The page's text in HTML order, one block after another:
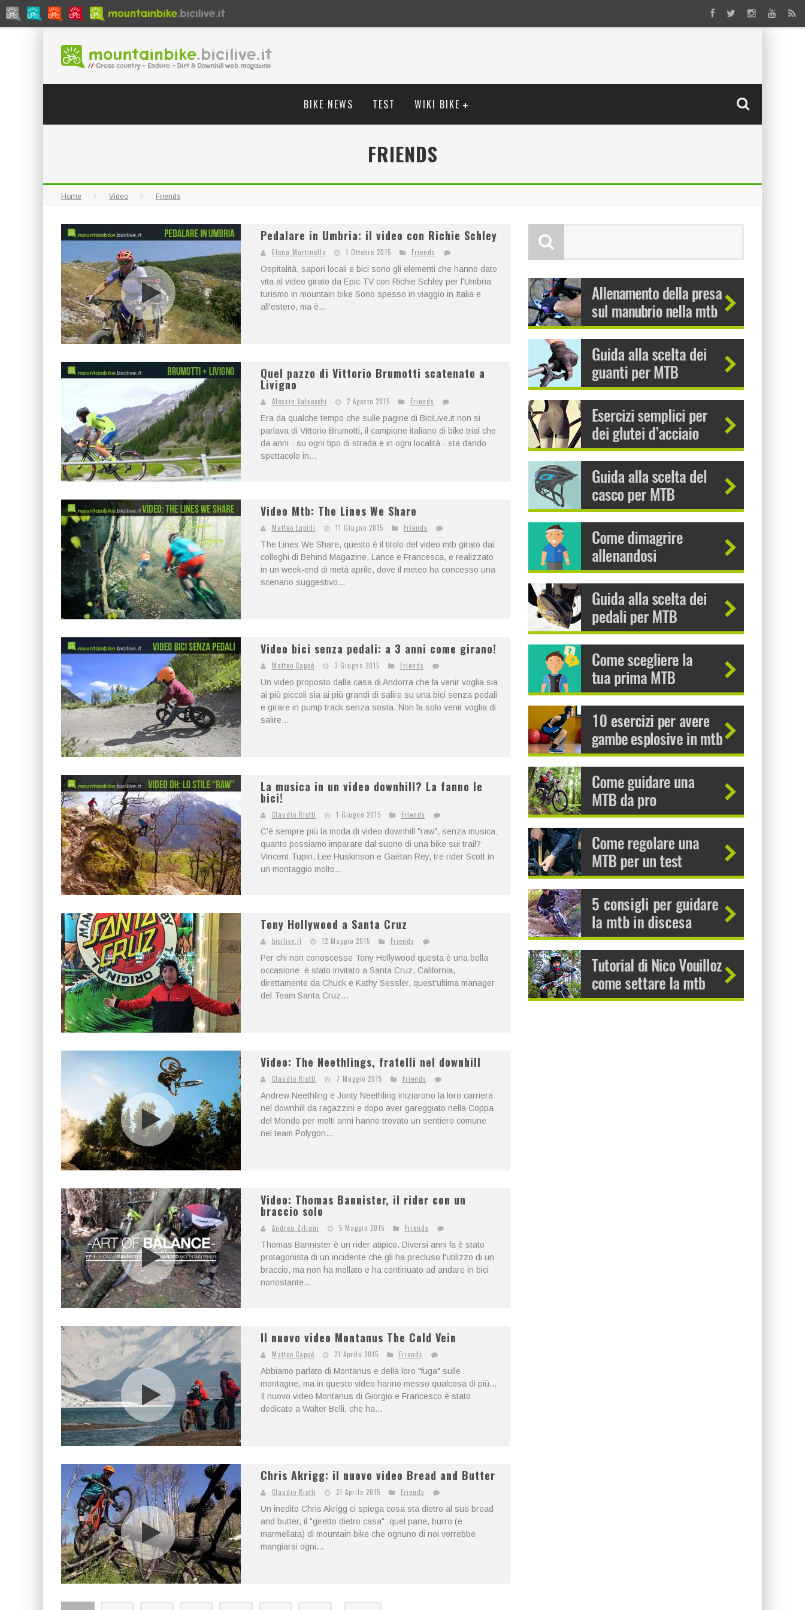
BIKE NEWS TEST WIKI BIKE
FRIENDS
Home Video Friends
Pedalare in Umbria: il video con Richie Schley
Elena Martinello 1 Ottobre 2015
Friends
Ospitalità, sapori locali e bici sono gli elementi che hanno dato
vita al video girato da Epic TV con Richie Schley per l'Umbria
turismo in mountain bike Sono spesso in viaggio in Italia e
all'estero, ma è...
Quel pazzo di Vittorio Brumotti scatenato a
Livigno
Alessio Valsecchi 2 Agosto 2015
Friends
Era da qualche tempo che sulle pagine di BiciLive.it non si
parlava di Vittorio Brumotti, il campione italiano di bike trial che
da anni - su ogni tipo di strada e in ogni località - sta dando
spettacolo in...
Video Mtb: The Lines We Share
Matteo Lupidi 11 Giugno 2015
Friends
The Lines We Share, questo è il titolo del video mtb girato dai
colleghi di Behind Magazine, Lance e Francesca, e realizzato
in un week-end di metà aprile, dove il meteo ha concesso una
scenario suggestivo...
Video bici senza pedali: a 3 anni come girano!
Matteo Cappè 3 Giugno 2015
Friends
Un video proposto dalla casa di Andorra che fa venir voglia sia
ai più piccoli sia ai più grandi di salire su una bici senza pedali
e girare in pump track senza sosta. Non fa solo venir voglia di
salire...
La musica in un video downhill? La fanno le
bici!
Claudio Riotti 1 Giugno 2015
Friends
C'è sempre più la moda di video downhill "raw", senza musica;
quanto possiamo imparare dal suono di una bike sui trail?
Vincent Tupin, Lee Huskinson e Gaëtan Rey, tre rider Scott in
un montaggio molto...
Tony Hollywood a Santa Cruz
bicilive.it 12 Maggio 2015
Friends
Per chi non conoscesse Tony Hollywood questa è una bella
occasione: è stato invitato a Santa Cruz, California,
direttamente da Chuck e Kathy Sessler, quest'ultima manager
del Team Santa Cruz...
Video: The Neethlings, fratelli nel downhill
Claudio Riotti 7 Maggio 2015
Friends
Andrew Neethling e Jonty Neethling iniziarono la loro carriera
nel downhill da ragazzini e dopo aver gareggiato nella Coppa
del Mondo per molti anni hanno trovato un sentiero comune
nel team Polygon...
Video: Thomas Bannister, il rider con un
braccio solo
Andrea Ziliani 5 Maggio 2015
Friends
Thomas Bannister è un rider atipico. Diversi anni fa è stato
protagonista di un incidente che gli ha precluso l'utilizzo di un
braccio, ma non ha mollato e ha continuato ad andare in bici
nonostante...
Il nuovo video Montanus The Cold Vein
Matteo Cappè 21 Aprile 2015
Friends
Abbiamo parlato di Montanus e della loro "fuga" sulle
montagne, ma in questo video hanno messo qualcosa di più...
Il nuovo video Montanus di Giorgio e Francesco è stato
dedicato a Walter Belli, che ha...
Chris Akrigg: il nuovo video Bread and Butter
Claudio Riotti 21 Aprile 2015
Friends
Un inedito Chris Akrigg ci spiega cosa sta dietro al suo bread
and butter, il "giretto dietro casa": quel pane, burro (e
marmellata) di mountain bike che ognuno di noi vorrebbe
mangiarsi ogni...